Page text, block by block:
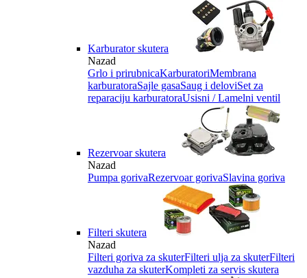
Karburator skutera
Nazad
Grlo i prirubnicaKarburatoriMembrana
karburatoraSajle gasaSaug i deloviSet za
reparaciju karburatoraUsisni / Lamelni ventil
Rezervoar skutera
Nazad
Pumpa gorivaRezervoar gorivaSlavina goriva
Filteri skutera
Nazad
Filteri goriva za skuterFilteri ulja za skuterFilteri
vazduha za skuterKompleti za servis skutera